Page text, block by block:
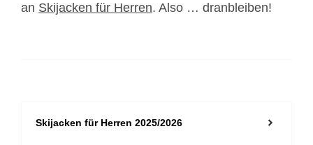
an Skijacken für Herren. Also … dranbleiben!
Skijacken für Herren 2025/2026